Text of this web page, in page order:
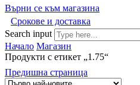
Върни се към магазина
Срокове и доставка
Search input
Начало Магазин
Продукти с етикет „1.75“
Предишна страница